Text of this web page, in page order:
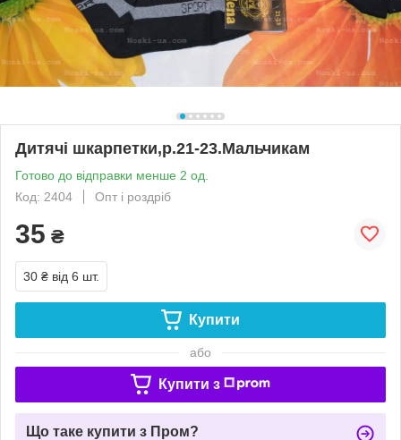
Дитячі шкарпетки,р.21-23.Мальчикам
Готово до відправки менше 2 од.
Код: 2404
Опт і роздріб
35 ₴
30 ₴ від 6 шт.
Купити
або
Купити з
Що таке купити з Пром?